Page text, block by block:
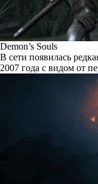
Demon’s Souls
В сети появилась
2007 года с видом от